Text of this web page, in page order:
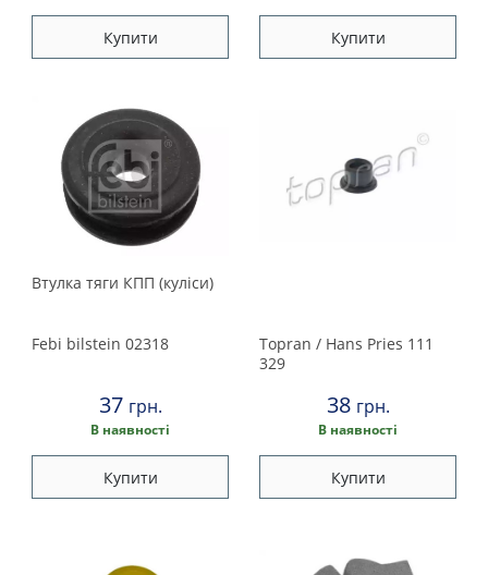
Купити Купити
Втулка тяги КПП (куліси)
Febi bilstein 02318
37 грн.
В наявності
Купити
Topran / Hans Pries 111
329
38 грн.
В наявності
Купити